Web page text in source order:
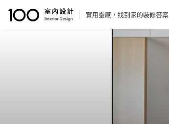
實用靈感，找到家的裝修答案